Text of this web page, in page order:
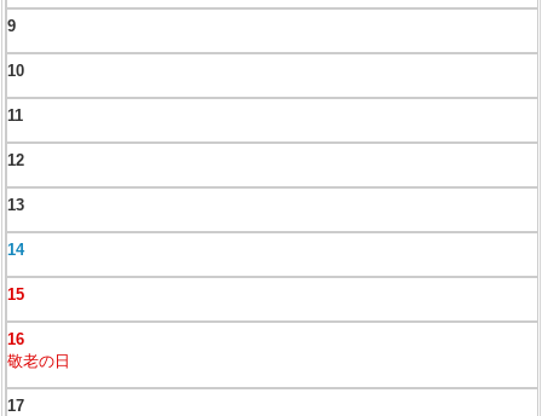
9
10
11
12
13
14
15
16
敬老の日
17